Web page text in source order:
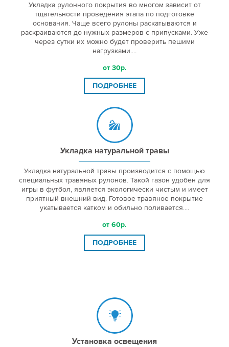
Укладка рулонного покрытия во многом зависит от
тщательности проведения этапа по подготовке
основания. Чаще всего рулоны раскатываются и
раскраиваются до нужных размеров с припусками. Уже
через сутки их можно будет проверить пешими
нагрузками....
от 30р.
ПОДРОБНЕЕ
Укладка натуральной травы
Укладка натуральной травы производится с помощью
специальных травяных рулонов. Такой газон удобен для
игры в футбол, является экологически чистым и имеет
приятный внешний вид. Готовое травяное покрытие
укатывается катком и обильно поливается....
от 60р.
ПОДРОБНЕЕ
Установка освещения